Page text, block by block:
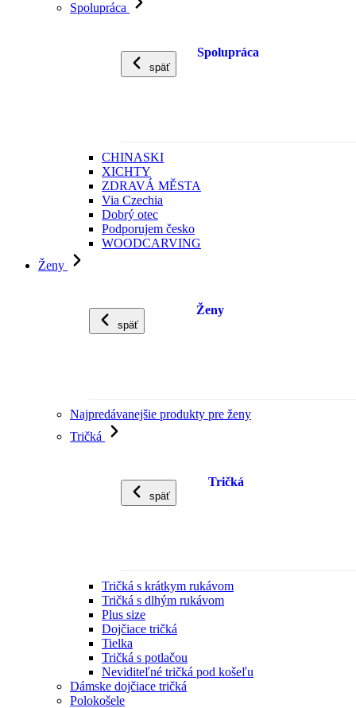
Spolupráca
späť
Spolupráca
CHINASKI
XICHTY
ZDRAVÁ MĚSTA
Via Czechia
Dobrý otec
Podporujem česko
WOODCARVING
Ženy
späť
Ženy
Najpredávanejšie produkty pre ženy
Tričká
späť
Tričká
Tričká s krátkym rukávom
Tričká s dlhým rukávom
Plus size
Dojčiace tričká
Tielka
Tričká s potlačou
Neviditeľné tričká pod košeľu
Dámske dojčiace tričká
Polokošele